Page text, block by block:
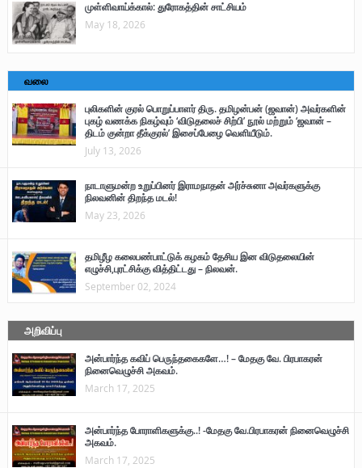
முள்ளிவாய்க்கால்: துரோகத்தின் சாட்சியம்
May 18, 2026
வலை
புலிகளின் குரல் பொறுப்பாளர் திரு. தமிழன்பன் (ஜவான்) அவர்களின்
புகழ் வணக்க நிகழ்வும் ‘விடுதலைச் சிற்பி’ நூல் மற்றும் ‘ஜவான் –
திடம் குன்றா தீக்குரல்’ இசைப்பேழை வெளியீடும்.
July 13, 2026
நாடாளுமன்ற உறுப்பினர் இராமநாதன் அர்ச்சுனா அவர்களுக்கு
நிலவனின் திறந்த மடல்!
May 23, 2026
தமிழீழ கலைபண்பாட்டுக் கழகம் தேசிய இன விடுதலையின்
எழுச்சி,புரட்சிக்கு வித்திட்டது – நிலவன்.
September 02, 2024
அறிவிப்பு
அன்பார்ந்த கவிப் பெருந்தகைகளே…! – மேதகு வே. பிரபாகரன்
நினைவெழுச்சி அகவம்.
March 17, 2025
அன்பார்ந்த போராளிகளுக்கு..! -மேதகு வே.பிரபாகரன் நினைவெழுச்சி
அகவம்.
March 17, 2025